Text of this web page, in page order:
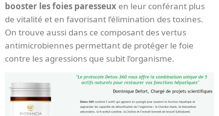
booster les foies paresseux en leur conférant plus
de vitalité et en favorisant l’élimination des toxines.
On trouve aussi dans ce composant des vertus
antimicrobiennes permettant de protéger le foie
contre les agressions que subit l’organisme.